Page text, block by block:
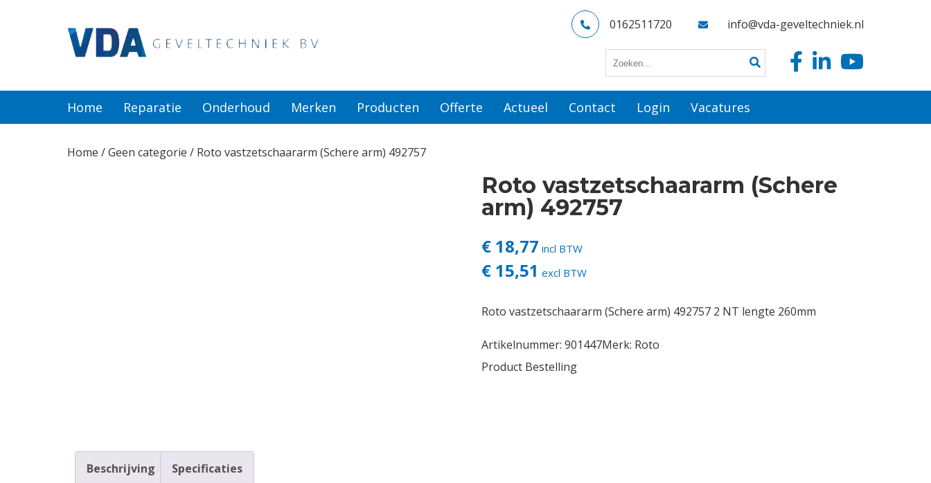
0162511720 info@vda-geveltechniek.nl
Home Reparatie Onderhoud Merken Producten Offerte Actueel Contact Login Vacatures
Home /Geen categorie / Roto vastzetschaararm (Schere arm) 492757
Roto vastzetschaararm (Schere
arm) 492757
€ 18,77 incl BTW
€ 15,51 excl BTW
Roto vastzetschaararm (Schere arm) 492757 2 NT lengte 260mm
Artikelnummer: 901447Merk: Roto
Product Bestelling
Beschrijving Specificaties